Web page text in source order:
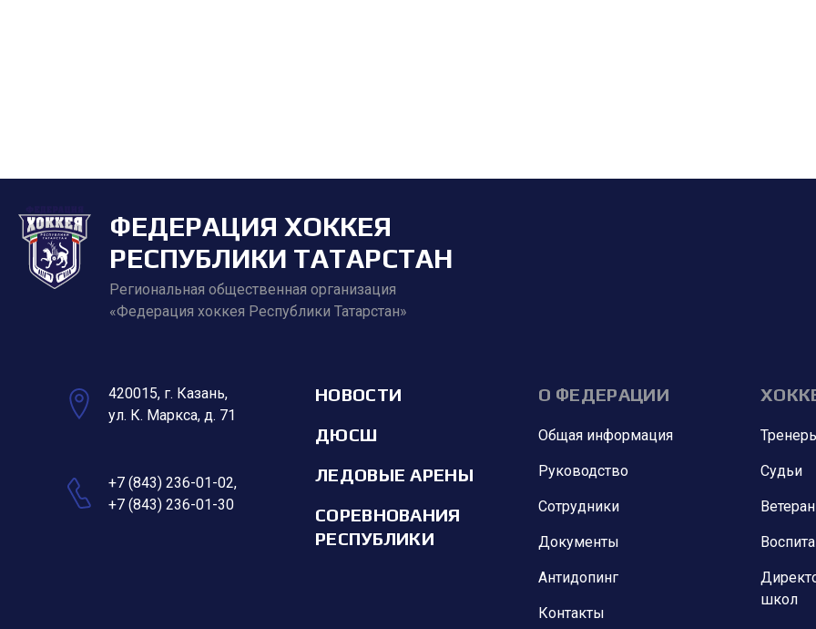
ФЕДЕРАЦИЯ ХОККЕЯ
РЕСПУБЛИКИ ТАТАРСТАН
Региональная общественная организация
«Федерация хоккея Республики Татарстан»
420015, г. Казань,
ул. К. Маркса, д. 71
+7 (843) 236-01-02,
+7 (843) 236-01-30
НОВОСТИ
ДЮСШ
ЛЕДОВЫЕ АРЕНЫ
СОРЕВНОВАНИЯ
РЕСПУБЛИКИ
О ФЕДЕРАЦИИ
Общая информация
Руководство
Сотрудники
Документы
Антидопинг
Контакты
Судьи
школ